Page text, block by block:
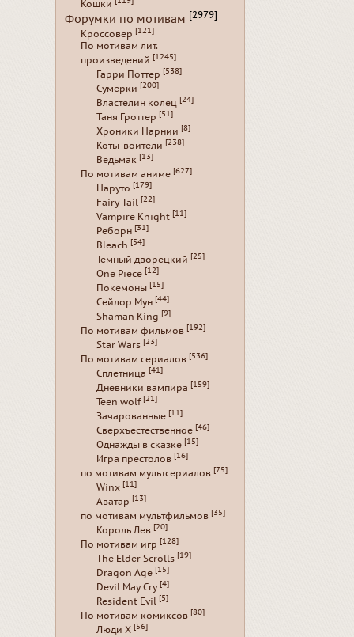
Кошки
Форумки по мотивам [2979]
Кроссовер [121]
По мотивам лит.
произведений [1245]
Гарри Поттер [538]
Сумерки [200]
Властелин колец [24]
Таня Гроттер [51]
Хроники Нарнии [8]
Коты-воители [238]
Ведьмак [13]
По мотивам аниме [627]
Наруто [179]
Fairy Tail [22]
Vampire Knight [11]
Реборн [31]
Bleach [54]
Темный дворецкий [25]
One Piece [12]
Покемоны [15]
Сейлор Мун [44]
Shaman King [9]
По мотивам фильмов [192]
Star Wars [23]
По мотивам сериалов [536]
Сплетница [41]
Дневники вампира [159]
Teen wolf [21]
Зачарованные [11]
Сверхъестественное [46]
Однажды в сказке [15]
Игра престолов [16]
по мотивам мультсериалов [75]
Winx [11]
Аватар [13]
по мотивам мультфильмов [35]
Король Лев [20]
По мотивам игр [128]
The Elder Scrolls [19]
Dragon Age [15]
Devil May Cry [4]
Resident Evil [5]
По мотивам комиксов [80]
Люди Х [56]